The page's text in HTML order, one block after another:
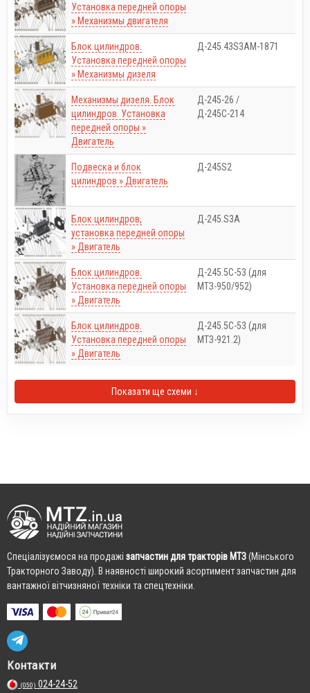
Установка передней опоры
» Механизмы двигателя
Блок цилиндров.
Установка передней опоры
» Механизмы дизеля
Д-245.43S3АМ-1871
Механизмы дизеля. Блок
цилиндров. Установка
передней опоры »
Двигатель
Д-245-26 /
Д-245С-214
Подвеска и блок
цилиндров » Двигатель
Д-245S2
Блок цилиндров,
установка передней опоры
» Двигатель
Д-245.S3A
Блок цилиндров.
Установка передней опоры
» Двигатель
Д-245.5С-53 (для
МТЗ-950/952)
Блок цилиндров.
Установка передней опоры
» Двигатель
Д-245.5С-53 (для
МТЗ-921.2)
Показати ще схеми ↓
Cпеціалізуємося на продажі запчастин для тракторів МТЗ(Мінського
Тракторного Заводу). В наявності широкий асортимент запчастин для
вантажної вітчизняної техніки та спецтехніки.
Контакти
(050) 024-24-52